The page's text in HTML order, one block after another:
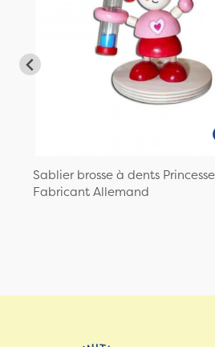
Sablier brosse à dents Princesse
Fabricant Allemand